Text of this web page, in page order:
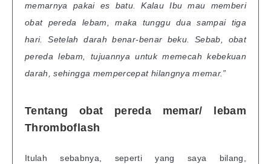
memarnya pakai es batu. Kalau Ibu mau memberi
obat pereda lebam, maka tunggu dua sampai tiga
hari. Setelah darah benar-benar beku. Sebab, obat
pereda lebam, tujuannya untuk memecah kebekuan
darah, sehingga mempercepat hilangnya memar.”
Tentang obat pereda memar/ lebam
Thromboflash
Itulah sebabnya, seperti yang saya bilang,